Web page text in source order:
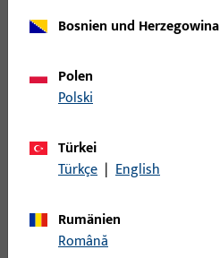
Schließleiste
Schnäpper
Schwinglager
Spaltlüftung
Stange
Steuerteil mechanisch
Bosnien und Herzegowina
Polen
Polski
Türkei
Türkçe | English
Rumänien
Română